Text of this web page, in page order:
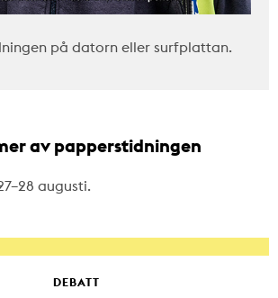
på datorn eller surfplattan.
av papperstidningen
augusti.
DEBATT